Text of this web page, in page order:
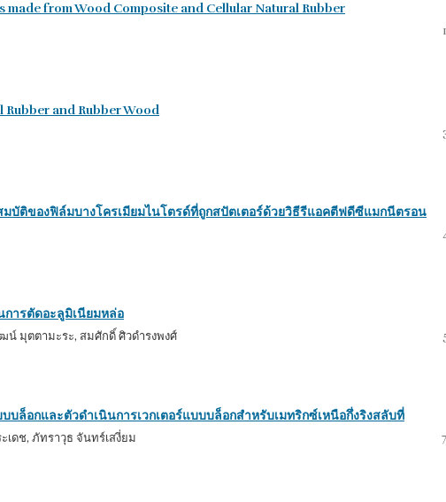
from Wood Composite and Cellular Natural Rubber
and Rubber Wood
มบัติของฟิล์มบางโครเมียมไนโตรด์ที่ถูกสปัตเตอร์ด้วยวิธีรีแอคตีฟดีซีแมกนีตรอน
ารตัดอะลูมิเนียมหล่อ
มุตตามะระ, สมศักดิ์ ศิวดำรงพงศ์
ล็อกและตัวดำเนินการเวกเตอร์แบบบล็อกสำหรับเมทริกซ์เหนือกึ่งริงสลับที่
เดช, ภัทราวุธ จันทร์เสงี่ยม